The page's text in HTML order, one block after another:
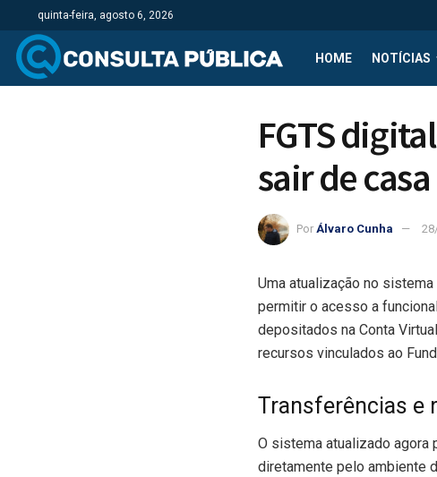
quinta-feira, agosto 6, 2026
HOME NOTÍCIAS
FGTS
sair de casa
Por Álvaro Cunha
Uma atualização no
permitir o acesso a
depositados na Conta
recursos vinculados ao
Transferências e
O sistema atualizado
diretamente pelo ambiente